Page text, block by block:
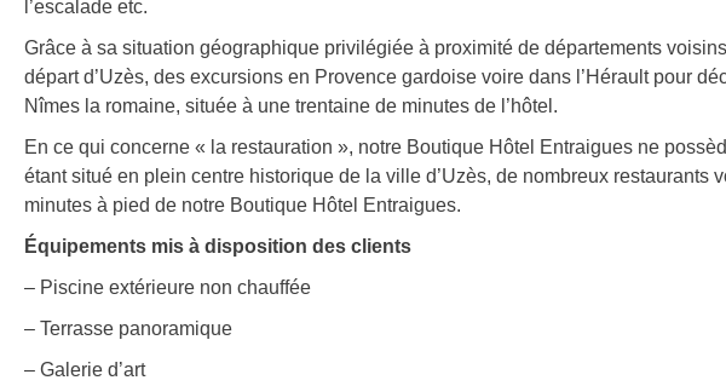
l’escalade etc.
Grâce à sa situation géographique privilégiée à proximité de départements
départ d’Uzès, des excursions en Provence gardoise voire dans l’Hérault pour
Nîmes la romaine, située à une trentaine de minutes de l’hôtel.
En ce qui concerne « la restauration », notre Boutique Hôtel Entraigues ne
étant situé en plein centre historique de la ville d’Uzès, de nombreux restaurants
minutes à pied de notre Boutique Hôtel Entraigues.
Équipements mis à disposition des clients
– Piscine extérieure non chauffée
– Terrasse panoramique
– Galerie d’art